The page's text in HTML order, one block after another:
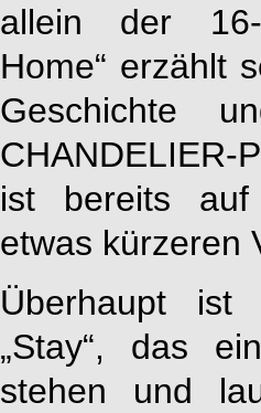
allein der 16-
Home“ erzählt
Geschichte
CHANDELIER-
ist bereits auf
etwas kürzeren
Überhaupt ist
„Stay“, das
stehen und